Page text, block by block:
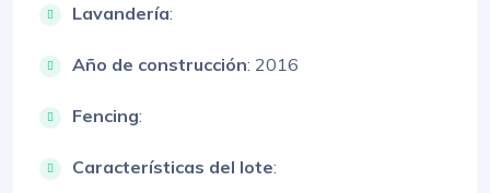
Lavandería:
Año de construcción: 2016
Fencing:
Características del lote: